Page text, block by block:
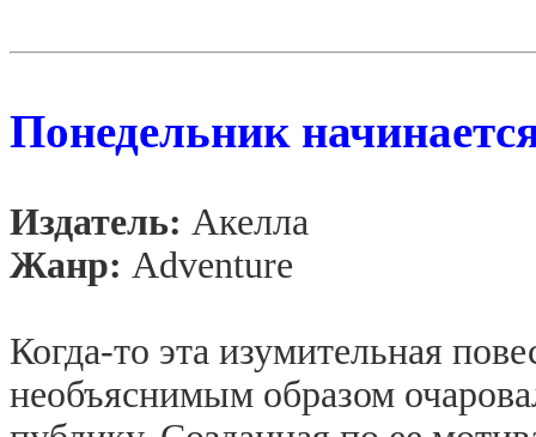
Понедельник
Издатель: Акелла
Жанр: Adventure
Когда-то эта изумительная
необъяснимым образом